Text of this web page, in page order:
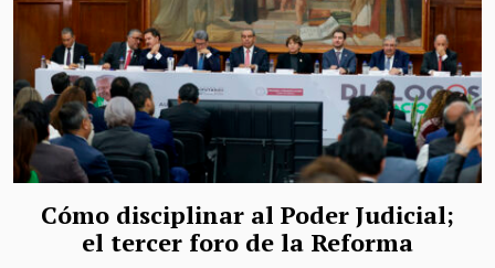
Cómo disciplinar al Poder Judicial;
el tercer foro de la Reforma